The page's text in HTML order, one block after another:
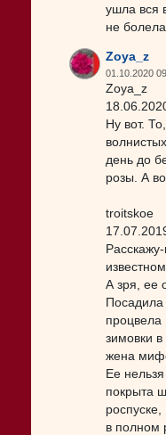
ушла вся
не
Zoya_z
01.10.2020
Zoya_z
Ну вот.
день до
розы. А
troitskoe
А зря, ее
процвела
зимовки
жена
Ее
покрыта
в полном